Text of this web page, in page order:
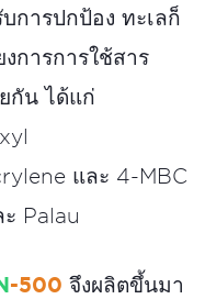
การปกป้อง ทะเลก็
งการการใช้สาร
กัน ได้แก่
และ 4-MBC
Palau
-500 จึงผลิตขึ้นมา